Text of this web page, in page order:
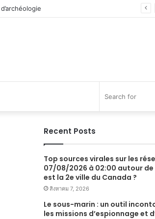
Recent Posts
Top sources virales sur les
07/08/2026 à 02:00 autour de
est la 2e ville du Canada ?
สิงหาคม 7, 2026
Le sous-marin : un outil
les missions d’espionnage et